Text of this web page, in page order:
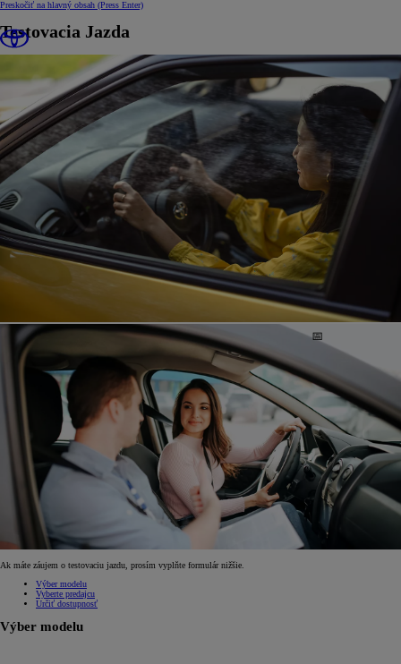
Preskočiť na hlavný obsah (Press Enter)
Testovacia Jazda
Ak máte záujem o testovaciu jazdu, prosím vyplňte formulár nižšie.
Výber modelu
Vyberte predajcu
Určiť dostupnosť
Výber modelu